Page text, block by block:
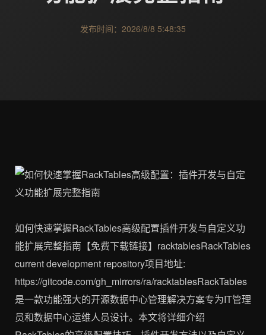
发布时间：2026/8/8 5:48:35
如何快速掌握RackTables高级配置插件开发与自定义功
能扩展完整指南【免费下载链接】racktablesRackTables
current development repository项目地址:
https://gitcode.com/gh_mirrors/ra/racktablesRackTables
是一款功能强大的开源数据中心管理解决方案专为IT管理
员和数据中心运维人员设计。本文将详细介绍